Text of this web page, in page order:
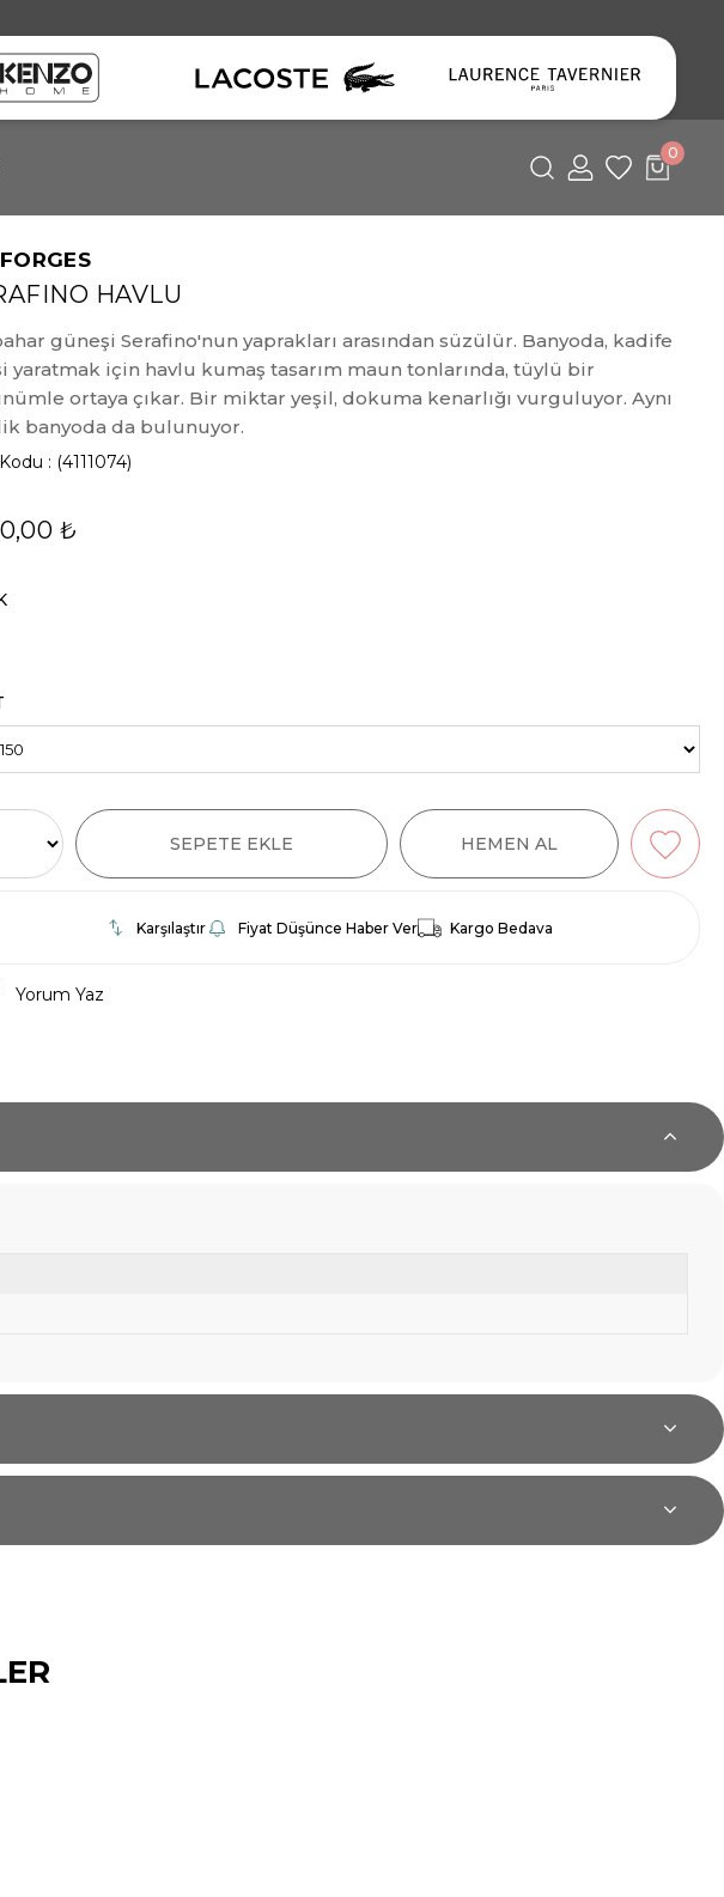
0
HAVLU
güneşi Serafino'nun yaprakları arasından süzülür. Banyoda, kadife
yaratmak için havlu kumaş tasarım maun tonlarında, tüylü bir
ortaya çıkar. Bir miktar yeşil, dokuma kenarlığı vurguluyor. Aynı
banyoda da bulunuyor.
(4111074)
₺
Karşılaştır Fiyat Düşünce Haber Ver Kargo Bedava
Yorum Yaz